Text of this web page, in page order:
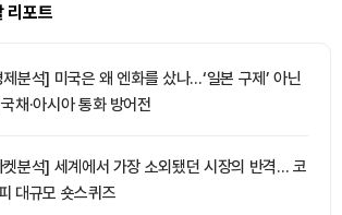
리포트
제분석] 미국은 왜 엔화를 샀나…‘일본 구제’ 아닌
채·아시아 통화 방어전
켓분석] 세계에서 가장 소외됐던 시장의 반격… 코
대규모 숏스퀴즈